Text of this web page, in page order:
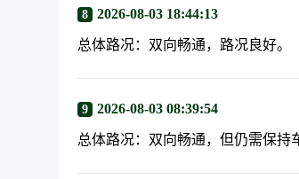
8 2026-08-03 18:44:13
总体路况：双向畅通，路况良好。
9 2026-08-03 08:39:54
总体路况：双向畅通，但仍需保持